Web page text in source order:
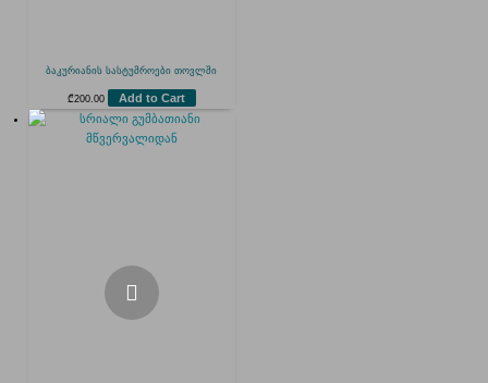
ბაკურიანის სასტუმროები თოვლში
₾200.00 Add to Cart